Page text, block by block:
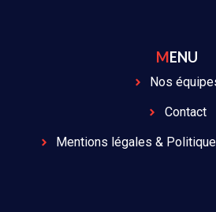
MENU
Nos
Contact
Mentions légales &